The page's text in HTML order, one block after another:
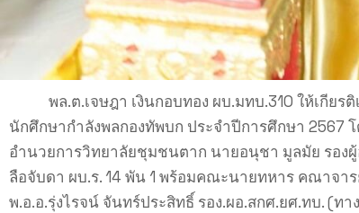
พล.ต.เจษฎา เงินกอบทอง ผบ.มทบ.310 ให้เกีย
นักศึกษากำลังพลกองทัพบก ประจำปีการศึกษา 2567
อำนวยการวิทยาลัยชุมชนตาก นายอนุชา มูลมัย รอ
ลือจับดา ผบ.ร. 14 พัน 1 พร้อมคณะนายทหาร คณาจา
พ.อ.อ.รุ่งไรจน์ จันทร์ประสิทธิ์ รอง.ผอ.สกศ.ยศ.ทบ. (ทา